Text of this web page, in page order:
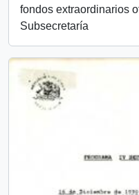
fondos extraordinarios
Subsecretaría